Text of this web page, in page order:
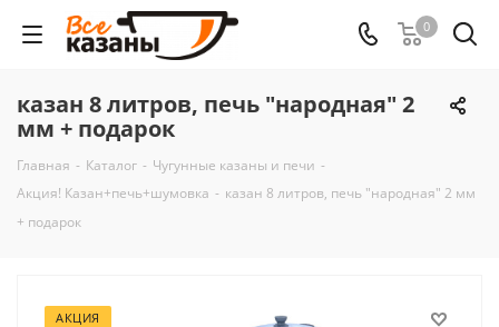
0
казан 8 литров, печь "народная" 2
мм + подарок
Главная - Каталог - Чугунные казаны и печи -
Акция! Казан+печь+шумовка - казан 8 литров, печь "народная" 2 мм
+ подарок
АКЦИЯ